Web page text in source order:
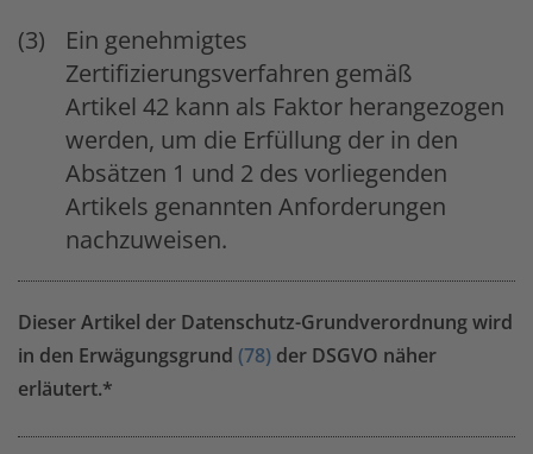
Ein genehmigtes
Zertifizierungsverfahren gemäß
Artikel 42 kann als Faktor herangezogen
werden, um die Erfüllung der in den
Absätzen 1 und 2 des vorliegenden
Artikels genannten Anforderungen
nachzuweisen.
Dieser Artikel der Datenschutz-Grundverordnung wird
in den Erwägungsgrund (78) der DSGVO näher
erläutert.*